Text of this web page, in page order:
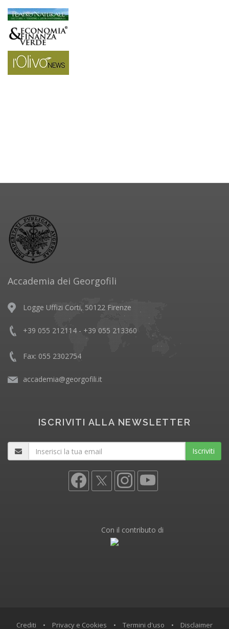
Accademia dei Georgofili
Logge Uffizi Corti, 50122 Firenze
+39 055 212114 - +39 055 213360
Fax: 055 2302754
accademia@georgofili.it
ISCRIVITI ALLA NEWSLETTER
Iscriviti
Con il contributo di
Crediti • Privacy e Cookies • Termini d'uso • Disclaimer